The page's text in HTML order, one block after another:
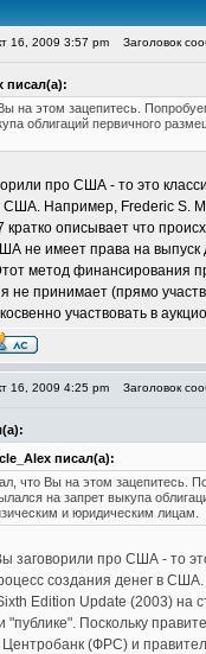
16, 2009 3:57 pm Заголовок
писал(а):
на этом зацепитесь.
облигаций первичного
про США - то это
США. Например, Frederic S.
кратко описывает что
не имеет права на выпуск
метод финансирования
не принимает (прямо
участвовать в
16, 2009 4:25 pm Заголовок
писал(а):
что Вы на этом зацепитесь.
на запрет выкупа
и юридическим лицам.
заговорили про США - то
создания денег в
Edition Update (2003) на
"публике". Поскольку
Центробанк (ФРС) и